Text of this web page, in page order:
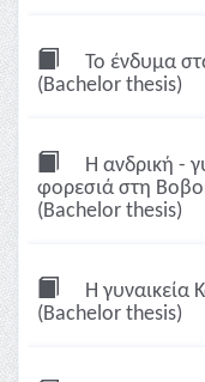
Το ένδυμα
(Bachelor thesis)
Η ανδρική -
φορεσιά στη
(Bachelor thesis)
Η γυναικεία
(Bachelor thesis)